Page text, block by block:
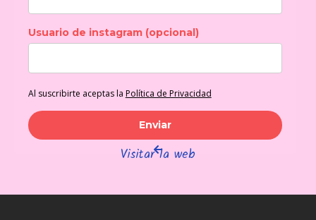
Usuario de instagram (opcional)
Al suscribirte aceptas la Política de Privacidad
Enviar
Visitar la web